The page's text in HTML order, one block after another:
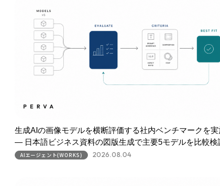
生成AIの画像モデルを横断評価する社内ベンチマークを実
― 日本語ビジネス資料の図版生成で主要5モデルを比較検
AIエージェント(WORKS) 2026.08.04